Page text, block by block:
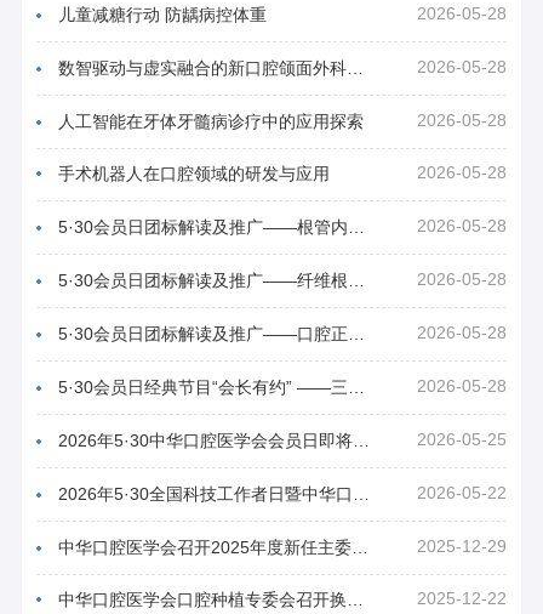
儿童减糖行动 防龋病控体重 2026-05-28
数智驱动与虚实融合的新口腔颌面外科手术 2026-05-28
人工智能在牙体牙髓病诊疗中的应用探索 2026-05-28
手术机器人在口腔领域的研发与应用 2026-05-28
5·30会员日团标解读及推广——根管内分离器械取出技术专家共识解读 2026-05-28
2026-05-28
2026-05-28
2026-05-28
2026年5·30中华口腔医学会会员日即将线上启动——聚焦儿童青少年口腔健康 推进健康中国建设 2026-05-25
2026-05-22
中华口腔医学会召开2025年度新任主委及秘书到京工作座谈会 2025-12-29
中华口腔医学会口腔种植专委会召开换届大会 2025-12-22